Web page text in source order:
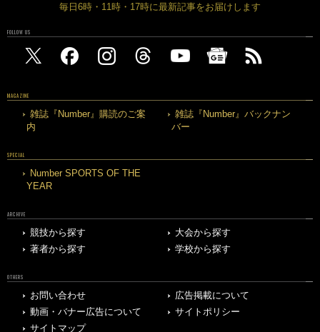
毎日6時・11時・17時に最新記事をお届けします
FOLLOW US
MAGAZINE
雑誌『Number』購読のご案
内
雑誌『Number』バックナン
バー
SPECIAL
Number SPORTS OF THE
YEAR
ARCHIVE
競技から探す
大会から探す
著者から探す
学校から探す
OTHERS
お問い合わせ
広告掲載について
動画・バナー広告について
サイトポリシー
サイトマップ